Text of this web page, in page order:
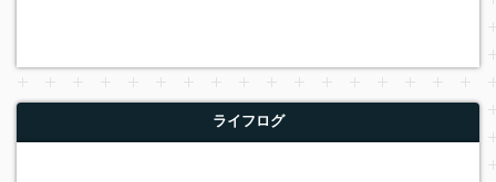
ライフログ